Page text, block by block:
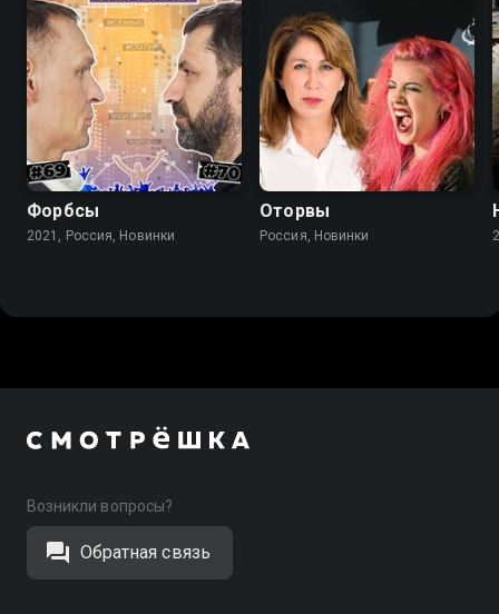
Форбсы
2021, Россия, Новинки
Оторвы
Россия, Новинки
Возникли вопросы?
Обратная связь